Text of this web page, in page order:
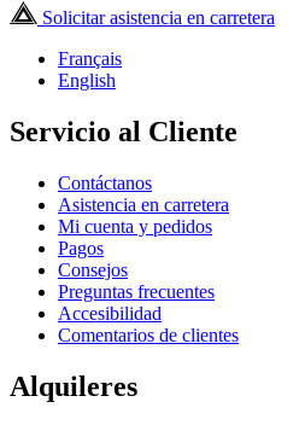
Solicitar asistencia en carretera
Français
English
Servicio al Cliente
Contáctanos
Asistencia en carretera
Mi cuenta y pedidos
Pagos
Consejos
Preguntas frecuentes
Accesibilidad
Comentarios de clientes
Alquileres